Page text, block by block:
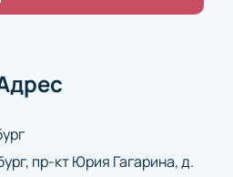
билеты заранее. Это
место на трибунах и
- Казахстан. Кубок
Аренеможно на нашем
пр-кт Юрия Гагарина, д.